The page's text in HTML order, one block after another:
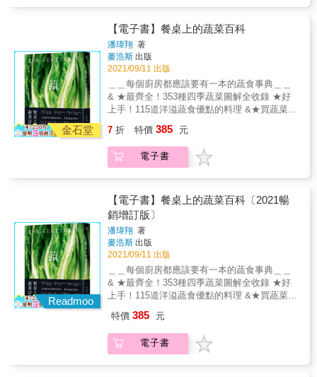
增強免疫力。 【霜降】北方露水凝為霜，養生
應藏精氣，宜平補忌暴食。 ✑24節氣養生食療
&mdash;冬季篇 【立冬】寒邪易入侵，補冬補
嘴空，適合滋補或食療養生。 【小雪】天氣轉
寒應減少精氣神消耗，除淨燥熱準備過冬。
【大雪】提高人體免疫和抗寒力，季節蔬菜有
益冬天食補。 【冬至】陽氣弱陰氣盛，調養體
質好時機，適合補腎強心。 【小寒】寒氣最
盛，心腎陽氣易不足，宜熱食以滋補身體。
免過度進補。
道道蔬食饗宴。 在餐廳評鑑標準上，仍維持固
「二星」與「三星」。 推薦：菜色新穎或口味
佳，值得一嚐。 一星：料理讓人驚艷，其他部
分也達到基本水準。 二星：廚藝精湛，品嚐到
其獨特，菜色具識別度。 三星：匠心獨具，引
領潮流，短期之內難以被複製或取代。 《豐蔬
食2》更調整了順序編排，採用地域畫分，將台
灣本島共16個行政區域分為北（雙北、桃園、
林）、南（嘉義、台南、高雄、屏東）、東
（宜蘭、花蓮、台東）四區，依序羅列介紹，
讓讀者每到一處便能按圖索驥，找到合適的蔬
時有所參考，也盼葷食者透過《豐蔬食2》，了
解不斷進化演變的蔬食世界，是多麼豐沛而有
活力。
幸運是上天的餽贈，他要珍惜這種幸運，將自
己擁有的與其他人分享。 《豐蔬食》於焉誕
生，他試著分享自己所知道的一切：蔬食如何
改變他的生活態度；蔬食也可以做出各種讓人
垂涎三尺、色香味俱全的菜色；蔬食的口感也
可以很有層次&hellip;&hellip;《豐蔬食2》則是
源於分享後所得到的回饋，從讀者的回應中，
他知道自己確實可以一點一點地影響、改變他
人，並從中得到更多快樂。 延續《豐蔬食》的
近百間蔬食餐廳，嚴格篩選出70多家家值得推
薦的餐廳及小吃、分享10道以水果入菜的手作
料理食譜，透過文字與圖片，引領讀者享用一
道道蔬食饗宴。 在餐廳評鑑標準上，仍維持固
有的四個等級，分別是「推薦」、「一星」、
「二星」與「三星」。 推薦：菜色新穎或口味
佳，值得一嚐。 一星：料理讓人驚艷，其他部
分也達到基本水準。 二星：廚藝精湛，品嚐到
其獨特，菜色具識別度。 三星：匠心獨具，引
領潮流，短期之內難以被複製或取代。 《豐蔬
食2》更調整了順序編排，採用地域畫分，將台
灣本島共16個行政區域分為北（雙北、桃園、
林）、南（嘉義、台南、高雄、屏東）、東
（宜蘭、花蓮、台東）四區，依序羅列介紹，
讓讀者每到一處便能按圖索驥，找到合適的蔬
食餐廳。 大千世界，浩瀚無垠，作者秉持分享
金石堂
【電子書】餐桌上的蔬菜百科
潘瑋翔 著
麥浩斯 出版
2021/09/11 出版
＿＿每個廚房都應該要有一本的蔬食事典＿＿
& ★最齊全！353種四季蔬菜圖解全收錄 ★好
上手！115道洋溢蔬食優點的料理 &★買蔬菜、
中重要且不可缺少的食材， 種類豐富，吃法精
彩多變，家常而知識廣泛， 除了跟著時節買到
當下盛產，在日日使用中，總是會出現很多小
見的353種蔬菜， 告訴你如何用看的、摸的、
聞的挑到好食材？ 簡單的處理訣竅就能讓烹調
更上手？ 蔬菜從頭到尾，有哪些不浪費的聰明
用法？ 依料理方式不同，又該怎麼變化刀工？
從「產季」、「產地」、「辨識」、「挑
理應用」， 每種蔬菜都透過大量圖說細細拆
解，也有更多延伸或相似品項的介紹。 此外，
書中收錄了115道食譜，希望能帶來更多的蔬食
烹調靈感。 是一本教你愛上蔬菜、徹底活用蔬
史上最齊全！353種蔬菜精華集結 在最新增修
版中，增加收錄了80餘種蔬菜， 以更直覺的蔬
果類型作為目錄分類， 葉菜、根莖、瓜果花、
7 折 特價 385 元
電子書
Readmoo
【電子書】餐桌上的蔬菜百科〔2021暢
銷增訂版〕
潘瑋翔 著
麥浩斯 出版
2021/09/11 出版
＿＿每個廚房都應該要有一本的蔬食事典＿＿
& ★最齊全！353種四季蔬菜圖解全收錄 ★好
上手！115道洋溢蔬食優點的料理 &★買蔬菜、
中重要且不可缺少的食材， 種類豐富，吃法精
彩多變，家常而知識廣泛， 除了跟著時節買到
當下盛產，在日日使用中，總是會出現很多小
特價 385 元
電子書